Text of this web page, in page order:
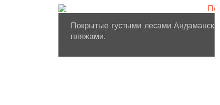
Покрытые густыми лесами
пляжами.